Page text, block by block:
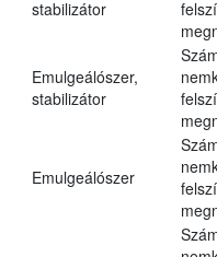
stabilizátor
Emulgeálószer,
stabilizátor
Emulgeálószer